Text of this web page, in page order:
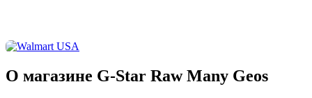
О магазине G-Star Raw Many Geos